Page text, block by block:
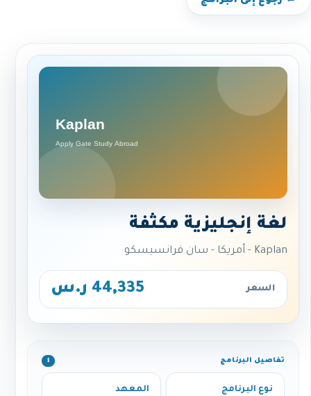
لغة إنجليزية مكثفة
Kaplan - أمريكا - سان فرانسيسكو
السعر 44,335 ر.س
تفاصيل البرنامج ℹ️
نوع البرنامج
المعهد